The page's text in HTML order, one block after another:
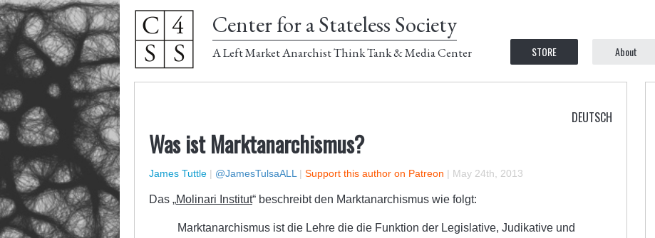
Center for a Stateless Society
A Left Market Anarchist Think Tank & Media Center STORE About
DEUTSCH
Was ist Marktanarchismus?
James Tuttle | @JamesTulsaALL | Support this author on Patreon | May 24th, 2013
Das „Molinari Institut“ beschreibt den Marktanarchismus wie folgt:
Marktanarchismus ist die Lehre die die Funktion der Legislative, Judikative und